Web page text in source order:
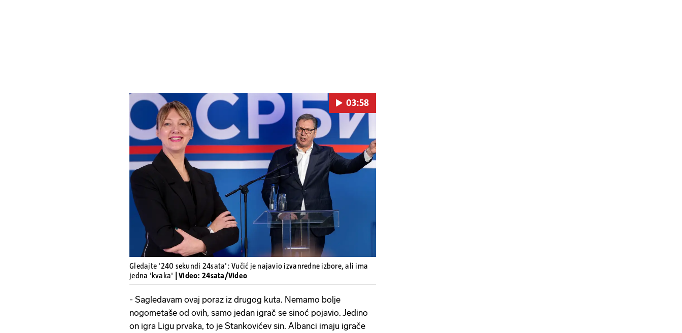
Pokretanje videa...
03:58
Gledajte '240 sekundi 24sata': Vučić je najavio izvanredne izbore, ali ima
jedna 'kvaka'
| Video: 24sata/Video
- Sagledavam ovaj poraz iz drugog kuta. Nemamo bolje
nogometaše od ovih, samo jedan igrač se sinoć pojavio. Jedino
on igra Ligu prvaka, to je Stankovićev sin. Albanci imaju igrače